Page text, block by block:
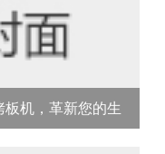
机，革新您的生